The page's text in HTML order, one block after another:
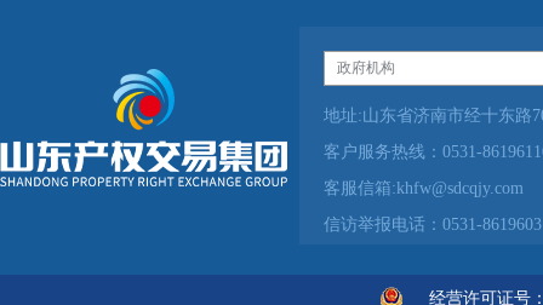
地址:山东省济南市经十东路
客户服务热线：0531-
客服信箱
信访举报电话：0531-
经营许可证号